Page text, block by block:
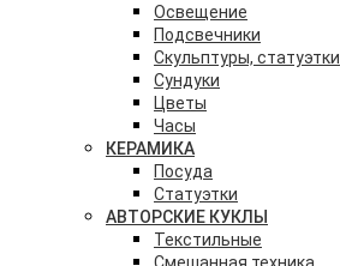
Освещение
Подсвечники
Скульптуры, статуэтки
Сундуки
Цветы
Часы
КЕРАМИКА
Посуда
Статуэтки
АВТОРСКИЕ КУКЛЫ
Текстильные